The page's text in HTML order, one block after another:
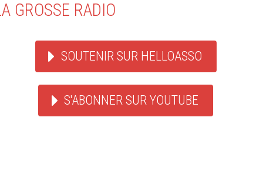
GROSSE RADIO
SOUTENIR SUR HELLOASSO
S'ABONNER SUR YOUTUBE